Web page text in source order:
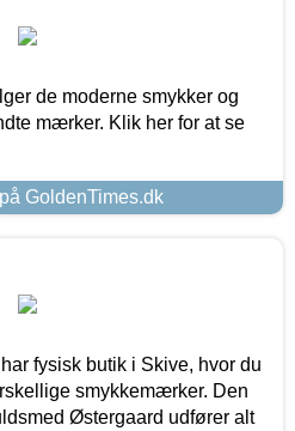
de moderne smykker og
mærker. Klik her for at se
GoldenTimes.dk
fysisk butik i Skive, hvor du
smykkemærker. Den
Østergaard udfører alt